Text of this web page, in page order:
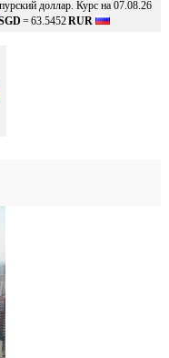
доллар. Курс на 07.08.26
=63.5452RUR